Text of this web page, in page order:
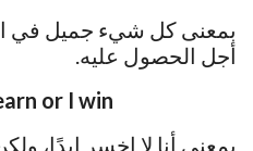
بمعنى كل شيء جميل في
أجل الحصول عليه.
or I win
بمعنى أنا لا اخسر ابدًا،